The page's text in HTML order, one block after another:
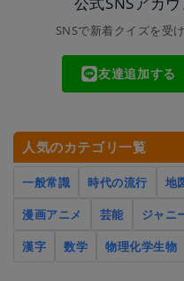
SNSで新着クイズを受
友達追加する
人気のカテゴリ一覧
一般常識 時代の流行 地
漫画アニメ
芸能 ジャニ
漢字
数学 物理化学生物